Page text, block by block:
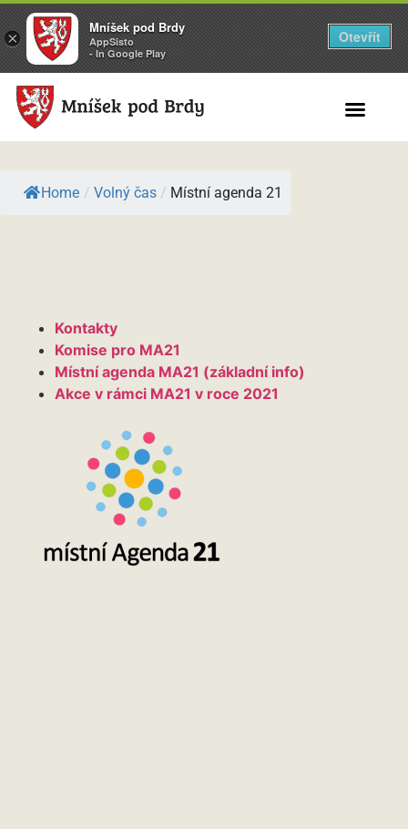
Home / Volný čas / Místní agenda 21
Kontakty
Komise pro MA21
Místní agenda MA21 (základní info)
Akce v rámci MA21 v roce 2021
×
Mníšek pod Brdy
AppSisto
- In Google Play
Otevřít